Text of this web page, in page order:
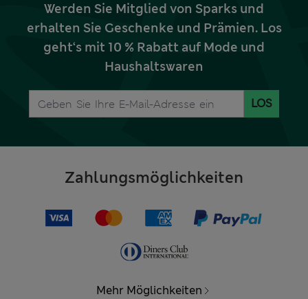
Werden Sie Mitglied von Sparks und
erhalten Sie Geschenke und Prämien. Los
geht‘s mit 10 % Rabatt auf Mode und
Haushaltswaren
LOS
Zahlungsmöglichkeiten
Mehr Möglichkeiten